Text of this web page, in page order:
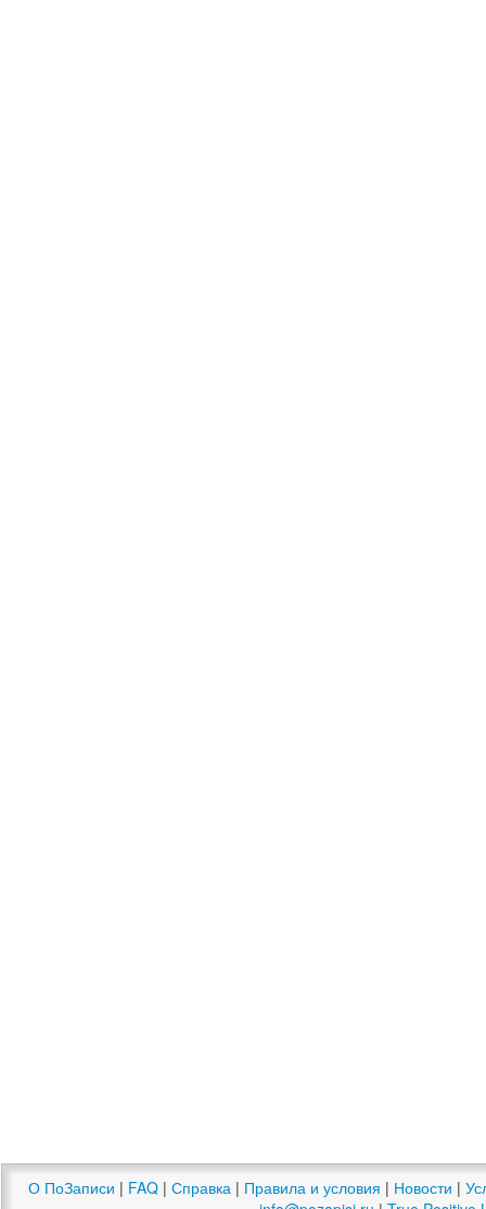
О ПоЗаписи | FAQ | Справка | Правила и условия | Новости |